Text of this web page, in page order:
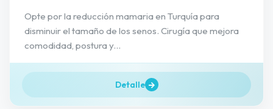
Opte por la reducción mamaria en Turquía para
disminuir el tamaño de los senos. Cirugía que mejora
comodidad, postura y...
Detalle